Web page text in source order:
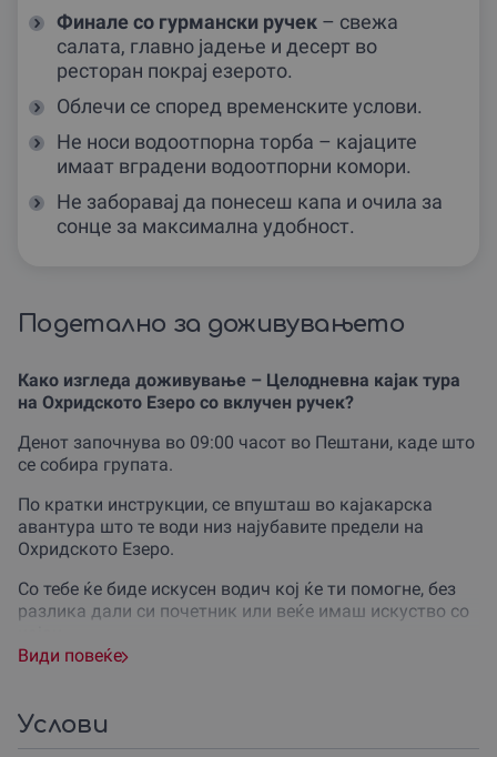
Финале со гурмански ручек – свежа
салата, главно јадење и десерт во
ресторан покрај езерото.
Облечи се според временските услови.
Не носи водоотпорна торба – кајаците
имаат вградени водоотпорни комори.
Не заборавај да понесеш капа и очила за
сонце за максимална удобност.
Подетално за доживувањето
Како изгледа доживување – Целодневна кајак тура
на Охридското Езеро со вклучен ручек?
Денот започнува во 09:00 часот во Пештани, каде што
се собира групата.
По кратки инструкции, се впушташ во кајакарска
авантура што те води низ најубавите предели на
Охридското Езеро.
Со тебе ќе биде искусен водич кој ќе ти помогне, без
разлика дали си почетник или веќе имаш искуство со
Ќе направиме неколку кратки паузи за одмор и
Види повеќе
Услови